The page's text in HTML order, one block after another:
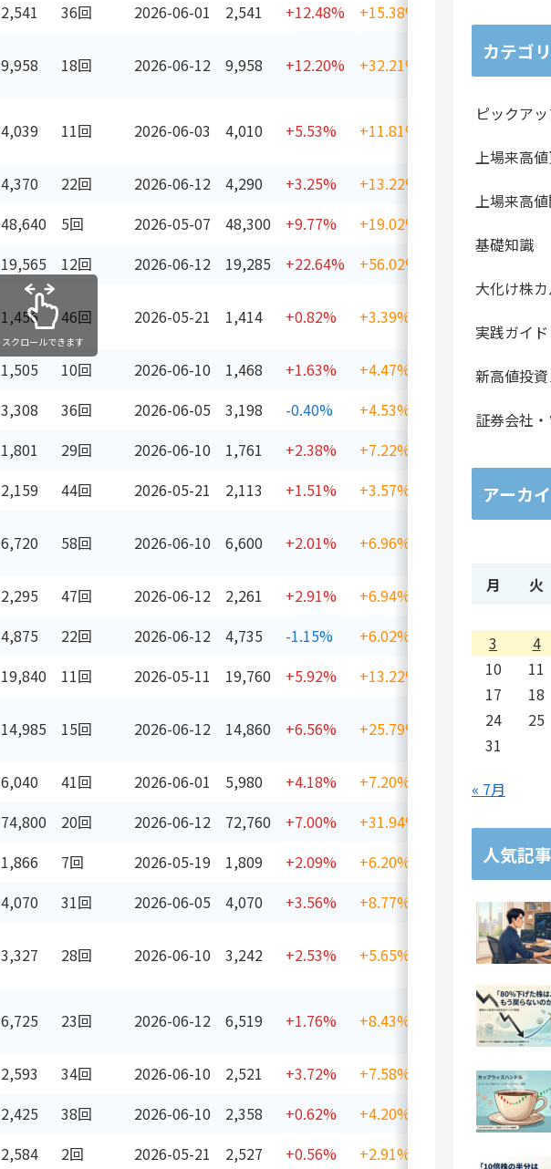
2,541 36回 2026-06-01 2,541 +12.48% +15.38%
9,958 18回 2026-06-12 9,958 +12.20% +32.21% 7.67%
4,039 11回 2026-06-03 4,010 +5.53% +11.81%
4,370 22回 2026-06-12 4,290 +3.25% +13.22%
48,640 5回 2026-05-07 48,300 +9.77% +19.02%
19,565 12回 2026-06-12 19,285 +22.64% +56.02%
1,456 46回 2026-05-21 1,414 +0.82% +3.39%
1,505 10回 2026-06-10 1,468 +1.63% +4.47% 3.23%
3,308 36回 2026-06-05 3,198 -0.40% +4.53% 108.89 3.41%
1,801 29回 2026-06-10 1,761 +2.38% +7.22%
2,159 44回 2026-05-21 2,113 +1.51% +3.57% 2.70%
6,720 58回 2026-06-10 6,600 +2.01% +6.96%
2,295 47回 2026-06-12 2,261 +2.91% +6.94% 3.50%
4,875 22回 2026-06-12 4,735 -1.15% +6.02% 145.36 3.07%
19,840 11回 2026-05-11 19,760 +5.92% +13.22% 6.04%
14,985 15回 2026-06-12 14,860 +6.56% +25.79% 6.19%
6,040 41回 2026-06-01 5,980 +4.18% +7.20%
74,800 20回 2026-06-12 72,760 +7.00% +31.94%
1,866 7回 2026-05-19 1,809 +2.09% +6.20% 2.43%
4,070 31回 2026-06-05 4,070 +3.56% +8.77% 118.93 2.92%
3,327 28回 2026-06-10 3,242 +2.53% +5.65% 2.83%
6,725 23回 2026-06-12 6,519 +1.76% +8.43% 190.14 2.92%
2,593 34回 2026-06-10 2,521 +3.72% +7.58% 3.41%
2,425 38回 2026-06-10 2,358 +0.62% +4.20% 3.24%
2,584 2回 2026-05-21 2,527 +0.56% +2.91%
スクロールできます
カテゴ
ピックア
上場来高
上場来高
基礎知識
大化け株
実践ガイド
新高値投
証券会社
アーカ
月
火
3
4
10
11
17
18
24
25
31
« 7月
人気記事